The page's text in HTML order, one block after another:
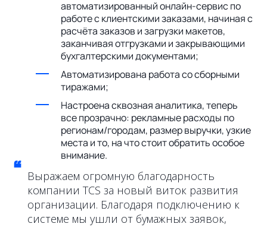
автоматизированный онлайн-сервис по
работе с клиентскими заказами, начиная с
расчёта заказов и загрузки макетов,
заканчивая отгрузками и закрывающими
бухгалтерскими документами;
Автоматизирована работа со сборными
тиражами;
Настроена сквозная аналитика, теперь
все прозрачно: рекламные расходы по
регионам/городам, размер выручки, узкие
места и то, на что стоит обратить особое
внимание.
“ Выражаем огромную благодарность
компании TCS за новый виток развития
организации. Благодаря подключению к
системе мы ушли от бумажных заявок,